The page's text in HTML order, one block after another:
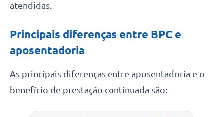
atendidas.
Principais diferenças entre BPC e
aposentadoria
As principais diferenças entre aposentadoria e o
benefício de prestação continuada são: